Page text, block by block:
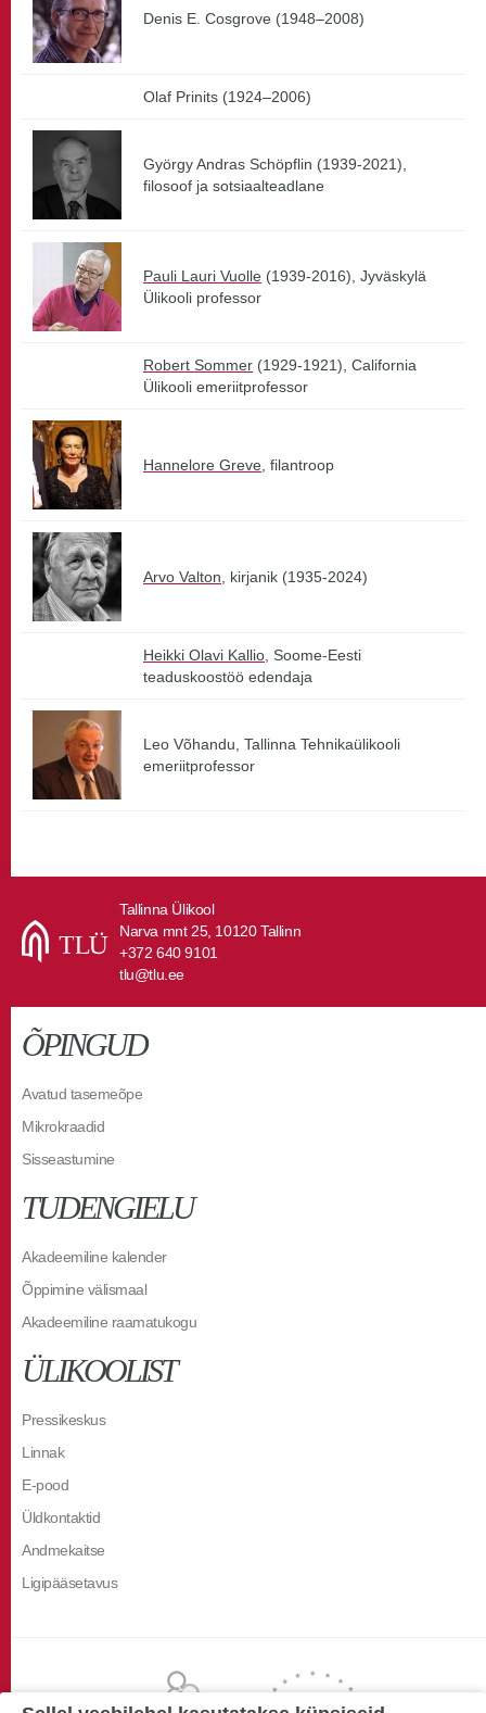
Denis E. Cosgrove (1948–2008)
Olaf Prinits (1924–2006)
György Andras Schöpflin (1939-2021),
filosoof ja sotsiaalteadlane
Pauli Lauri Vuolle (1939-2016), Jyväskylä
Ülikooli professor
Robert Sommer (1929-1921), California
Ülikooli emeriitprofessor
Hannelore Greve , filantroop
Arvo Valton , kirjanik (1935-2024)
Heikki Olavi Kallio , Soome-Eesti
teaduskoostöö edendaja
Leo Võhandu, Tallinna Tehnikaülikooli
emeriitprofessor
Tallinna Ülikool
Narva mnt 25, 10120 Tallinn
+372 640 9101
tlu@tlu.ee
ÕPINGUD
Avatud tasemeõpe
Mikrokraadid
Sisseastumine
TUDENGIELU
Akadeemiline kalender
Õppimine välismaal
Akadeemiline raamatukogu
ÜLIKOOLIST
Pressikeskus
Linnak
E-pood
Üldkontaktid
Andmekaitse
Ligipääsetavus